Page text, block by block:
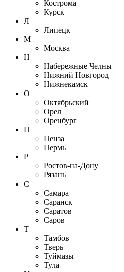
Кострома
Курск
Л
Липецк
М
Москва
Н
Набережные Челны
Нижний Новгород
Нижнекамск
О
Октябрьский
Орел
Оренбург
П
Пенза
Пермь
Р
Ростов-на-Дону
Рязань
С
Самара
Саранск
Саратов
Саров
Т
Тамбов
Тверь
Туймазы
Тула